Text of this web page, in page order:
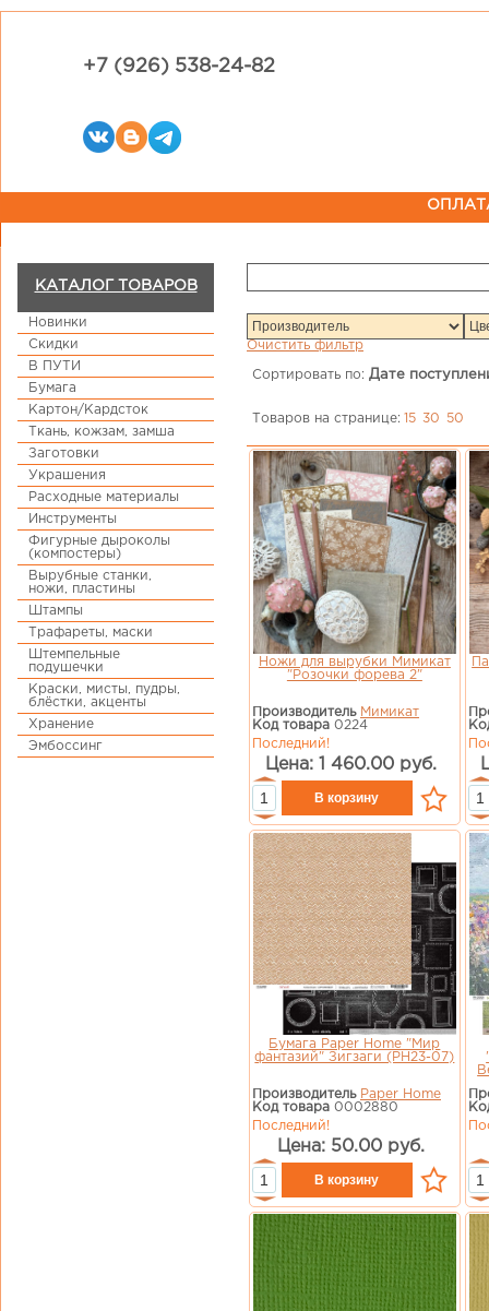
+7 (926) 538-24-82
КАТАЛОГ ТОВАРОВ
Новинки
Скидки
В ПУТИ
Бумага
Картон/Кардсток
Ткань, кожзам, замша
Заготовки
Украшения
Расходные материалы
Инструменты
Фигурные дыроколы
(компостеры)
Вырубные станки,
ножи, пластины
Штампы
Трафареты, маски
Штемпельные
подушечки
Краски, мисты, пудры,
блёстки, акценты
Хранение
Эмбоссинг
Очистить фильтр
Сортировать по: Дате
Товаров на странице: 15 30 50
Ножи для вырубки Мимикат
"Розочки форева 2"
Производитель Мимикат
Код товара 0224
Последний!
Цена: 1 460.00 руб.
Бумага Paper Home "Мир
фантазий" Зигзаги (PH23-07)
Производитель Paper Home
Код товара 0002880
Последний!
Цена: 50.00 руб.